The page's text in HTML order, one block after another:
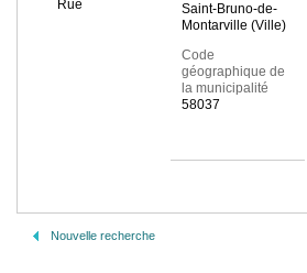
Rue
Saint-Bruno-de-
Montarville (Ville)
Code
géographique de
la municipalité
58037
Nouvelle recherche